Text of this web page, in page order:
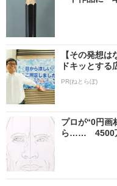
【その発想
ドキッとする
PR(ねとらぼ)
プロが“0円画
ら…… 4500